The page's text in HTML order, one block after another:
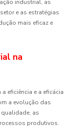
industrial, as
e as estratégias
mais eficaz e
na
eficiência e a eficácia
a evolução das
as
produtivos.